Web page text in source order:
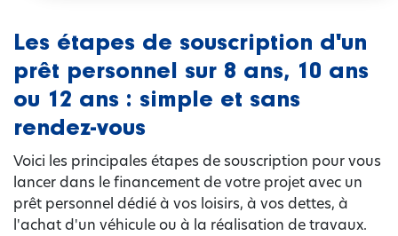
Les étapes de souscription d'un
prêt personnel sur 8 ans, 10 ans
ou 12 ans : simple et sans
rendez-vous
Voici les principales étapes de souscription pour vous
lancer dans le financement de votre projet avec un
prêt personnel dédié à vos loisirs, à vos dettes, à
l'achat d'un véhicule ou à la réalisation de travaux.